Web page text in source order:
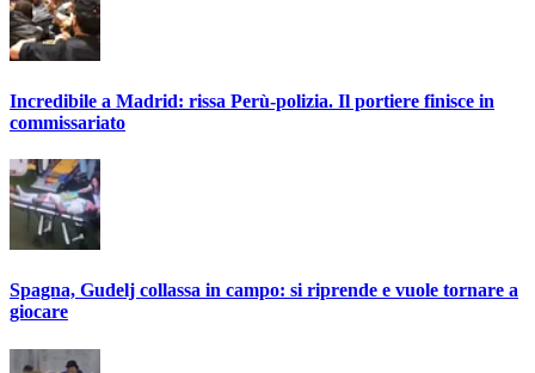
Incredibile a Madrid: rissa Perù-polizia. Il portiere finisce in
commissariato
Spagna, Gudelj collassa in campo: si riprende e vuole tornare a
giocare